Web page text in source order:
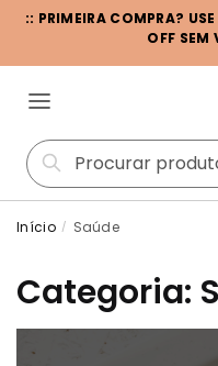
:: PRIMEIRA COMPRA?
OFF SEM
Pesquisar
Início / Saúde
Categoria: